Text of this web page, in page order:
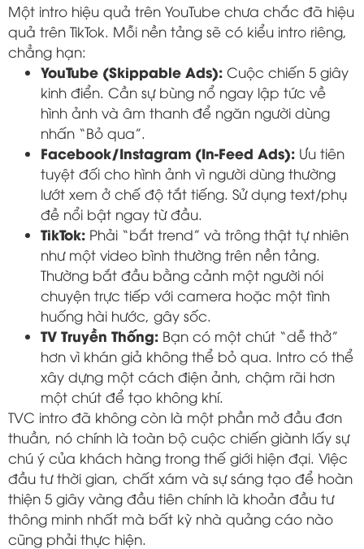
Một intro hiệu quả trên YouTube chưa chắc đã hiệu
quả trên TikTok. Mỗi nền tảng sẽ có kiểu intro riêng,
chẳng hạn:
YouTube (Skippable Ads): Cuộc chiến 5 giây
kinh điển. Cần sự bùng nổ ngay lập tức về
hình ảnh và âm thanh để ngăn người dùng
nhấn “Bỏ qua”.
Facebook/Instagram (In-Feed Ads): Ưu tiên
tuyệt đối cho hình ảnh vì người dùng thường
lướt xem ở chế độ tắt tiếng. Sử dụng text/phụ
đề nổi bật ngay từ đầu.
TikTok: Phải “bắt trend” và trông thật tự nhiên
như một video bình thường trên nền tảng.
Thường bắt đầu bằng cảnh một người nói
chuyện trực tiếp với camera hoặc một tình
huống hài hước, gây sốc.
TV Truyền Thống: Bạn có một chút “dễ thở”
hơn vì khán giả không thể bỏ qua. Intro có thể
xây dựng một cách điện ảnh, chậm rãi hơn
một chút để tạo không khí.
TVC intro đã không còn là một phần mở đầu đơn
thuần, nó chính là toàn bộ cuộc chiến giành lấy sự
chú ý của khách hàng trong thế giới hiện đại. Việc
đầu tư thời gian, chất xám và sự sáng tạo để hoàn
thiện 5 giây vàng đầu tiên chính là khoản đầu tư
thông minh nhất mà bất kỳ nhà quảng cáo nào
cũng phải thực hiện.